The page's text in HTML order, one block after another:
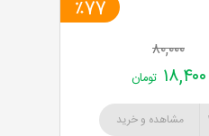
٪77
۸۰,۰۰۰
۱۸,۴۰۰ تومان
مشاهده و خرید